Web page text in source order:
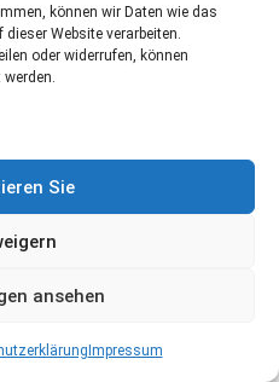
können wir Daten wie das
Website verarbeiten.
oder widerrufen, können
Sie
ansehen
Impressum